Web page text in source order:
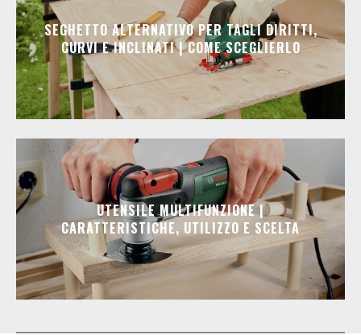
SEGHETTO ALTERNATIVO PER TAGLI DIRITTI,
CURVI E INCLINATI | COME SCEGLIERLO
UTENSILE MULTIFUNZIONE |
CARATTERISTICHE, UTILIZZO E SCELTA